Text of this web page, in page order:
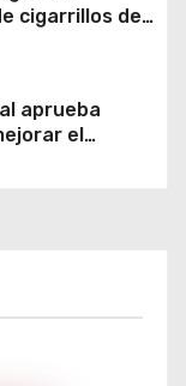
cigarrillos de
de 3 mil
aprueba
el
del sector El